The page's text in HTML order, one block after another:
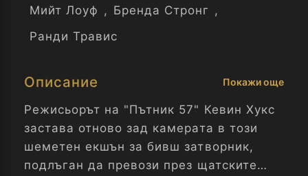
Мийт Лоуф , Бренда Стронг ,
Ранди Травис
Описание Покажи още
Режисьорът на "Пътник 57" Кевин Хукс
застава отново зад камерата в този
шеметен екшън за бивш затворник,
подлъган да превози през щатските